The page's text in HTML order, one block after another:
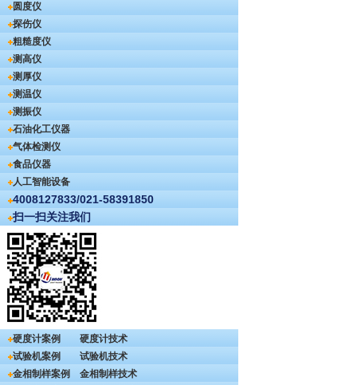
圆度仪
探伤仪
粗糙度仪
测高仪
测厚仪
测温仪
测振仪
石油化工仪器
气体检测仪
食品仪器
人工智能设备
4008127833/021-58391850
扫一扫关注我们
硬度计案例
硬度计技术
试验机案例
试验机技术
金相制样案例
金相制样技术